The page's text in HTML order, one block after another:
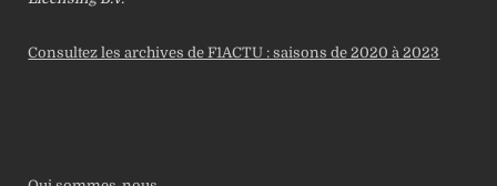
Consultez les archives de F1ACTU : saisons de 2020 à 2023